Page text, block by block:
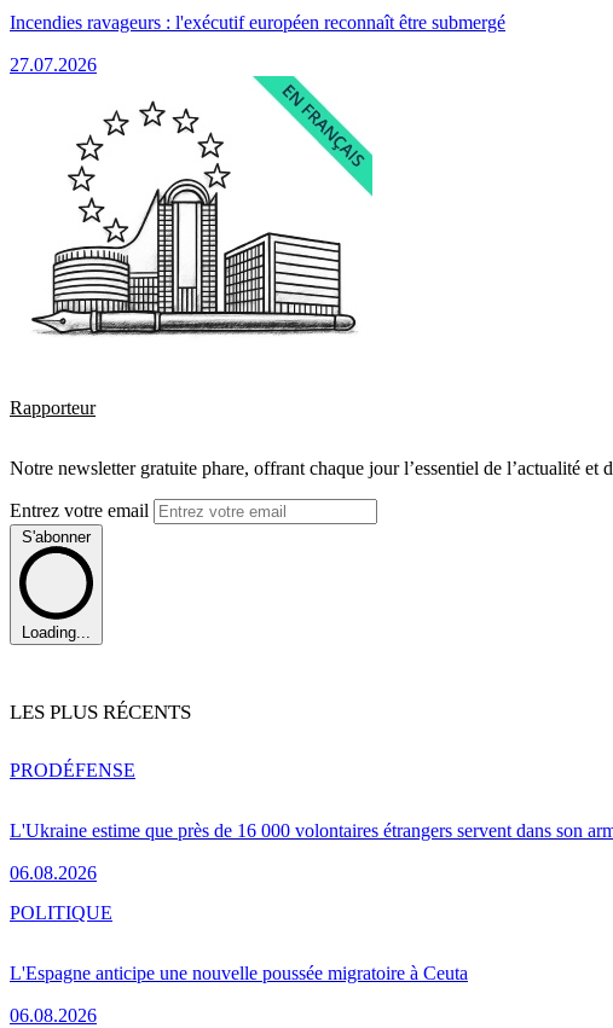
Incendies ravageurs : l'exécutif européen reconnaît être submergé
27.07.2026
Rapporteur
Notre newsletter gratuite phare, offrant chaque jour l’essentiel de l’actualité
Entrez votre email
S'abonner
Loading...
LES PLUS RÉCENTS
L'Ukraine estime que près de 16 000 volontaires étrangers servent dans son
06.08.2026
PRODÉFENSE
L'Espagne anticipe une nouvelle poussée migratoire à Ceuta
06.08.2026
POLITIQUE